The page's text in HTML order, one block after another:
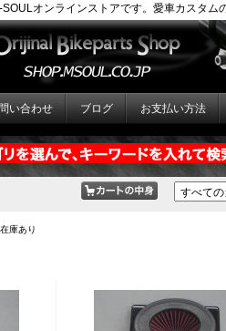
オンラインストアです。愛車カスタム
い合わせ ブログ お支払い方法
在庫あり